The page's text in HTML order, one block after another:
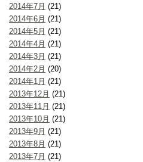
2014年7月 (21)
2014年6月 (21)
2014年5月 (21)
2014年4月 (21)
2014年3月 (21)
2014年2月 (20)
2014年1月 (21)
2013年12月 (21)
2013年11月 (21)
2013年10月 (21)
2013年9月 (21)
2013年8月 (21)
2013年7月 (21)